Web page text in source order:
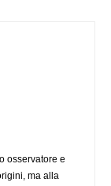
osservatore e
ma alla